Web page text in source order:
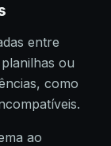
entre
ou
como
ao